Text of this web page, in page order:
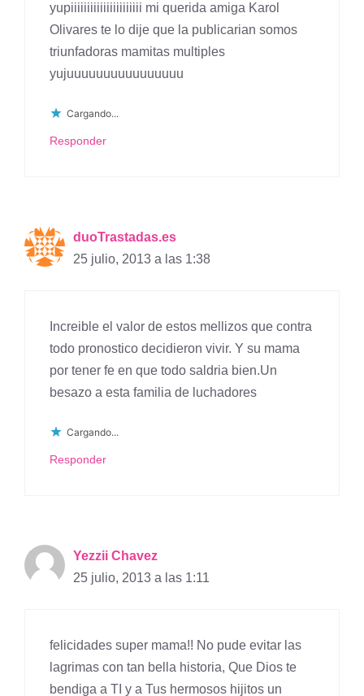
yupiiiiiiiiiiiiiiiiiiiiii mi querida amiga Karol
Olivares te lo dije que la publicarian somos
triunfadoras mamitas multiples
yujuuuuuuuuuuuuuuuu
Cargando...
Responder
duoTrastadas.es
25 julio, 2013 a las 1:38
Increible el valor de estos mellizos que contra
todo pronostico decidieron vivir. Y su mama
por tener fe en que todo saldria bien.Un
besazo a esta familia de luchadores
Cargando...
Responder
Yezzii Chavez
25 julio, 2013 a las 1:11
felicidades super mama!! No pude evitar las
lagrimas con tan bella historia, Que Dios te
bendiga a TI y a Tus hermosos hijitos un